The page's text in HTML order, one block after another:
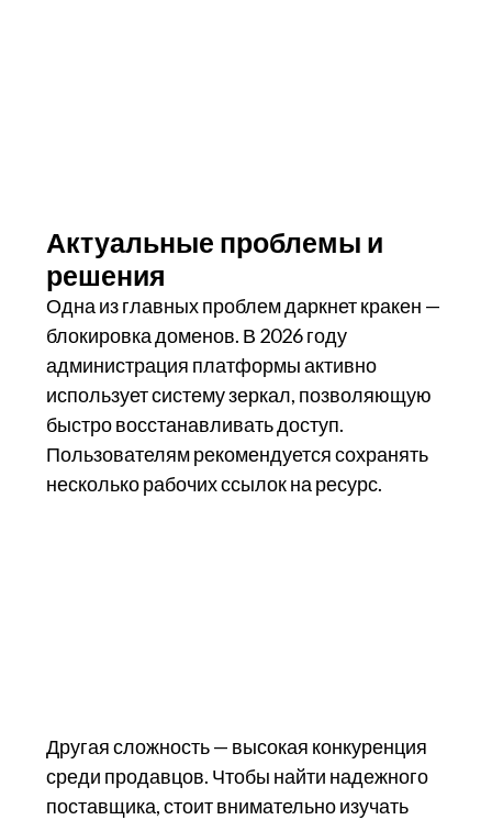
Актуальные проблемы и
решения
Одна из главных проблем даркнет кракен —
блокировка доменов. В 2026 году
администрация платформы активно
использует систему зеркал, позволяющую
быстро восстанавливать доступ.
Пользователям рекомендуется сохранять
несколько рабочих ссылок на ресурс.
Другая сложность — высокая конкуренция
среди продавцов. Чтобы найти надежного
поставщика, стоит внимательно изучать